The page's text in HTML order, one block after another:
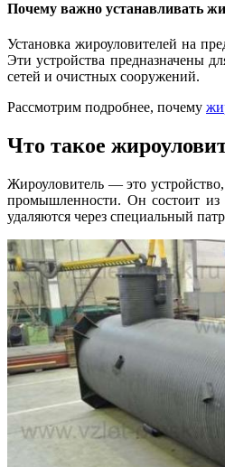
Почему важно устанавливать
Установка жироуловителей на
Эти устройства предназначены
сетей и очистных сооружений.
Рассмотрим подробнее, почему
Что такое
Жироуловитель — это
промышленности. Он состоит
удаляются через специальный